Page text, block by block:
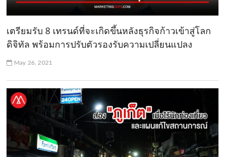
เตรียมรับ 8 เทรนด์ที่จะเกิดขึ้นหลังธุรกิจก้าวเข้าสู่โลก
ดิจิทัล พร้อมการปรับตัวรองรับความเปลี่ยนแปลง
May 26, 2021